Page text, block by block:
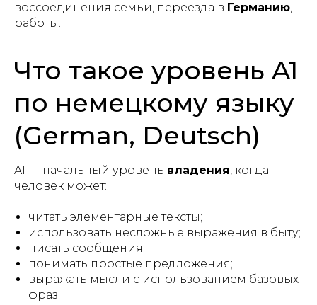
воссоединения семьи, переезда в Германию,
работы.
Что такое уровень A1
по немецкому языку
(German, Deutsch)
A1 — начальный уровень владения, когда
человек может:
читать элементарные тексты;
использовать несложные выражения в быту;
писать сообщения;
понимать простые предложения;
выражать мысли с использованием базовых
фраз.